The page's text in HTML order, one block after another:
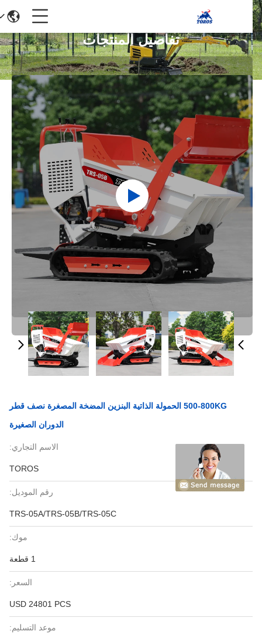
تفاصيل المنتجات
500-800KG الحمولة الذاتية البنزين المضخة المصغرة نصف قطر
الدوران الصغيرة
الاسم التجاري:
TOROS
رقم الموديل:
TRS-05A/TRS-05B/TRS-05C
موك:
السعر:
USD 24801 PCS
موعد التسليم: